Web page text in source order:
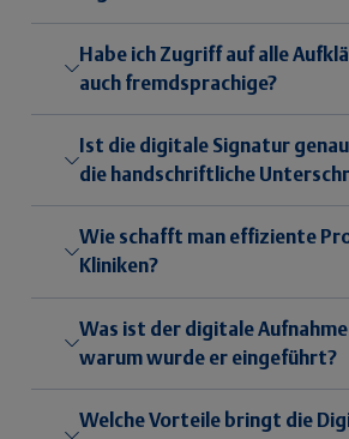
Habe ich Zugriff auf alle
auch fremdsprachige?
Ist die digitale Signatur
die handschriftliche
Wie schafft man effiziente
Kliniken?
Was ist der digitale
warum wurde er eingeführt?
Welche Vorteile bringt die